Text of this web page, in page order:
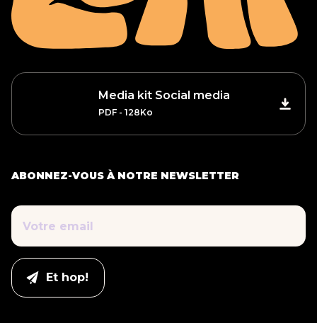
Media kit Social media
PDF - 128Ko
ABONNEZ-VOUS À NOTRE NEWSLETTER